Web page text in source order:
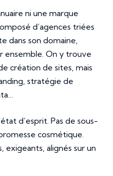
ni une marque
d’agences triées
dans son domaine,
ensemble. On y trouve
création de sites, mais
stratégie de
d’esprit. Pas de sous-
cosmétique.
exigeants, alignés sur un